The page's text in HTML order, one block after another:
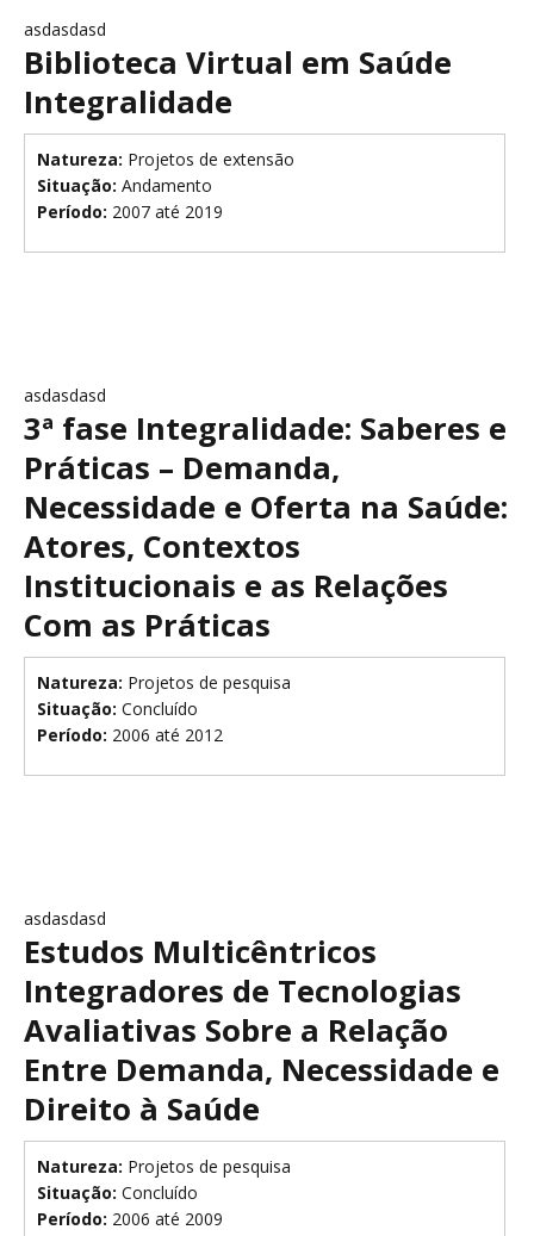
asdasdasd
Biblioteca Virtual em Saúde
Integralidade
Natureza: Projetos de extensão
Situação: Andamento
Período: 2007 até 2019
asdasdasd
3ª fase Integralidade: Saberes e
Práticas – Demanda,
Necessidade e Oferta na Saúde:
Atores, Contextos
Institucionais e as Relações
Com as Práticas
Natureza: Projetos de pesquisa
Situação: Concluído
Período: 2006 até 2012
asdasdasd
Estudos Multicêntricos
Integradores de Tecnologias
Avaliativas Sobre a Relação
Entre Demanda, Necessidade e
Direito à Saúde
Natureza: Projetos de pesquisa
Situação: Concluído
Período: 2006 até 2009